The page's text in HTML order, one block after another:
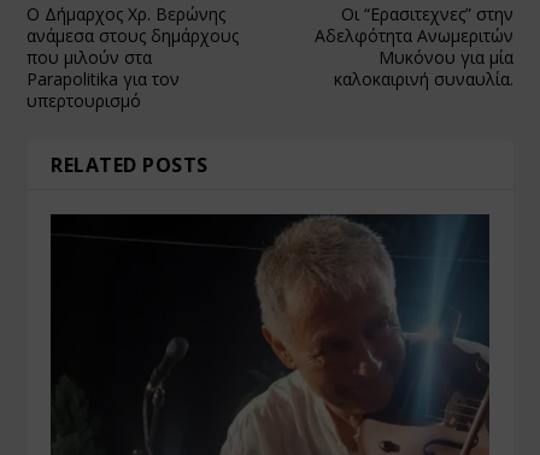
Ο Δήμαρχος Χρ. Βερώνης
ανάμεσα στους δημάρχους
που μιλούν στα
Parapolitika για τον
υπερτουρισμό
Οι “Ερασιτεχνες” στην
Αδελφότητα Ανωμεριτών
Μυκόνου για μία
καλοκαιρινή συναυλία.
RELATED POSTS